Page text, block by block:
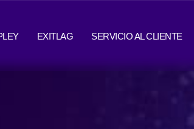
EXITLAG SERVICIO AL CLIENTE